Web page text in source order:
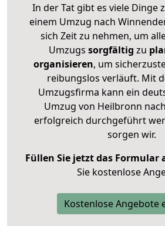
In der Tat gibt es viele Dinge
einem Umzug nach
sich Zeit zu nehmen, um
Umzugs sorgfältig zu
organisieren, um
reibungslos verläuft. Mit
Umzugsfirma kann ein
Umzug von Heilbronn
erfolgreich durchgeführt
sorgen wir.
Füllen Sie jetzt das Formular
Sie kostenlose
Kostenlose Angebote